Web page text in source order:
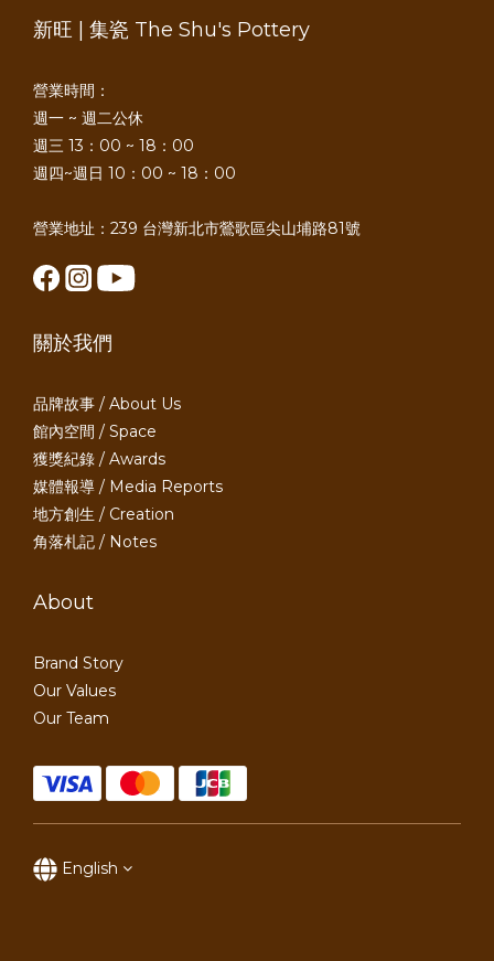
新旺 | 集瓷 The Shu's Pottery
營業時間：
週一 ~ 週二公休
週三 13：00 ~ 18：00
週四~週日 10：00 ~ 18：00
營業地址：239 台灣新北市鶯歌區尖山埔路81號
關於我們
品牌故事 / About Us
館內空間 / Space
獲獎紀錄 / Awards
媒體報導 / Media Reports
地方創生 / Creation
角落札記 / Notes
About
Brand Story
Our Values
Our Team
English